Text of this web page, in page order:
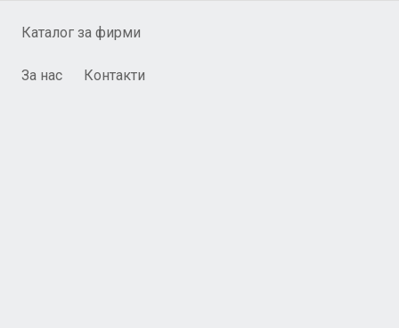
Каталог за фирми
За нас Контакти